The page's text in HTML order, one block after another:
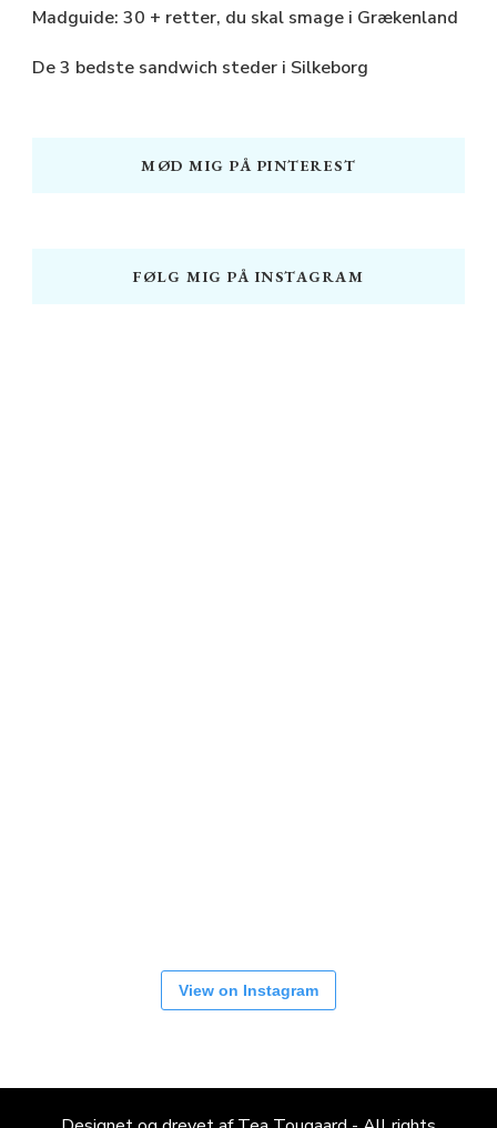
Madguide: 30 + retter, du skal smage i Grækenland
De 3 bedste sandwich steder i Silkeborg
MØD MIG PÅ PINTEREST
FØLG MIG PÅ INSTAGRAM
View on Instagram